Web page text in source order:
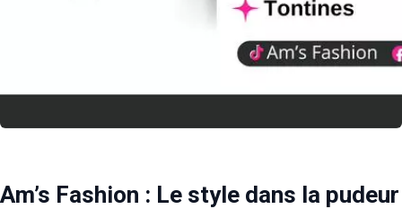
Am’s Fashion : Le style dans la pudeur